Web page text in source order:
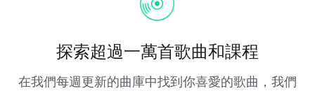
探索超過一萬首歌曲和課程
在我們每週更新的曲庫中找到你喜愛的歌曲，我們